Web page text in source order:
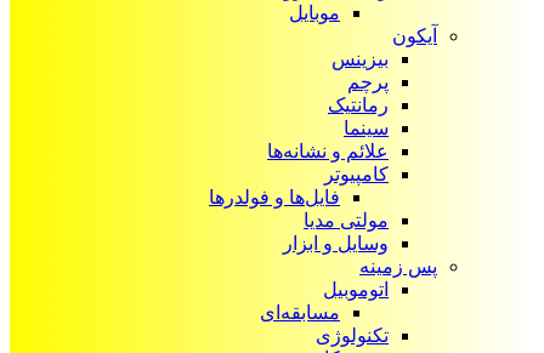
موبایل
آیکون‌
بیزینس
پرچم
رمانتیک
سینما
علائم و نشانه‌ها
کامپیوتر
فایل‌ها و فولدرها
مولتی مدیا
وسایل و ابزار
پس زمینه
اتوموبیل
مسابقه‌ای
تکنولوژی